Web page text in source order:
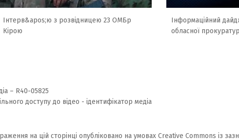
Інтерв&apos;ю з розвідницею 23 ОМБр
Кірою
Інформаційний
обласної
– R40-05825
доступу до відео - ідентифікатор медіа
на цій сторінці опубліковано на умовах Creative Commons із